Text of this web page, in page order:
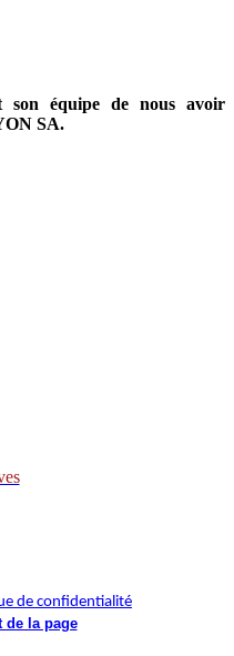
son équipe de nous avoir
SA.
de confidentialité
de la page